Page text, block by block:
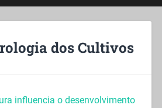
dos Cultivos
influencia o desenvolvimento